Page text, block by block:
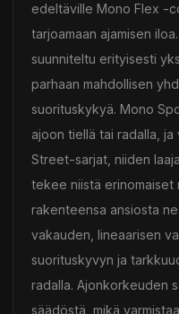
edeltäville Mono Flex -
tarjoamaan ajamisen
suunniteltu erityisesti
parhaan mahdollisen
suorituskykyä. Mono
ajoon tiellä tai radalla,
Street-sarjat, niiden
tekee niistä
rakenteensa ansiosta
vakauden, lineaarisen
suorituskyvyn ja
radalla. Ajonkorkeuden
säädöstä, mikä